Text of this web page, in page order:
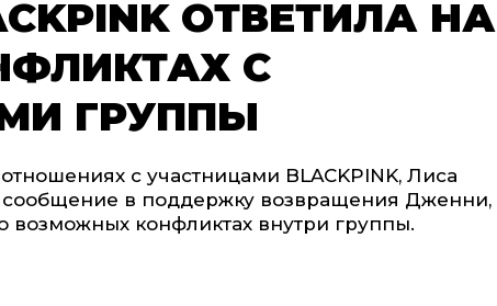
ОТВЕТИЛА НА
С
ГРУППЫ
с участницами BLACKPINK, Лиса
сообщение в поддержку возвращения Дженни,
возможных конфликтах внутри группы.